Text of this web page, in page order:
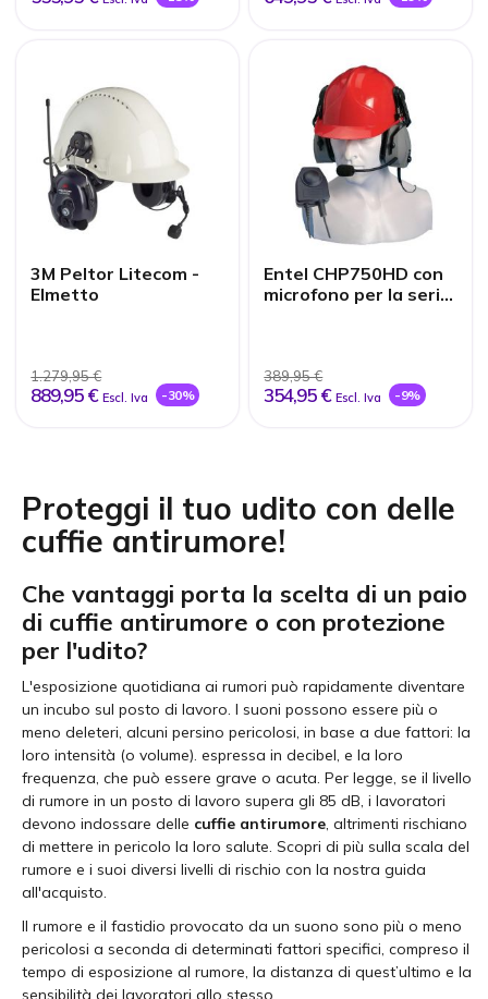
3M Peltor Litecom -
Elmetto
1.279,95 €
889,95 € Escl. Iva -30%
Entel CHP750HD con
microfono per la serie
389,95 €
354,95 € Escl. Iva -9%
Proteggi il tuo udito con delle
cuffie antirumore!
Che vantaggi porta la scelta di un paio
di cuffie antirumore o con protezione
per l'udito?
L'esposizione quotidiana ai rumori può rapidamente diventare
un incubo sul posto di lavoro. I suoni possono essere più o
meno deleteri, alcuni persino pericolosi, in base a due fattori: la
loro intensità (o volume). espressa in decibel, e la loro
frequenza, che può essere grave o acuta. Per legge, se il livello
di rumore in un posto di lavoro supera gli 85 dB, i lavoratori
devono indossare delle cuffie antirumore, altrimenti rischiano
di mettere in pericolo la loro salute. Scopri di più sulla scala del
rumore e i suoi diversi livelli di rischio con la nostra guida
all'acquisto.
Il rumore e il fastidio provocato da un suono sono più o meno
pericolosi a seconda di determinati fattori specifici, compreso il
tempo di esposizione al rumore, la distanza di quest’ultimo e la
sensibilità dei lavoratori allo stesso.